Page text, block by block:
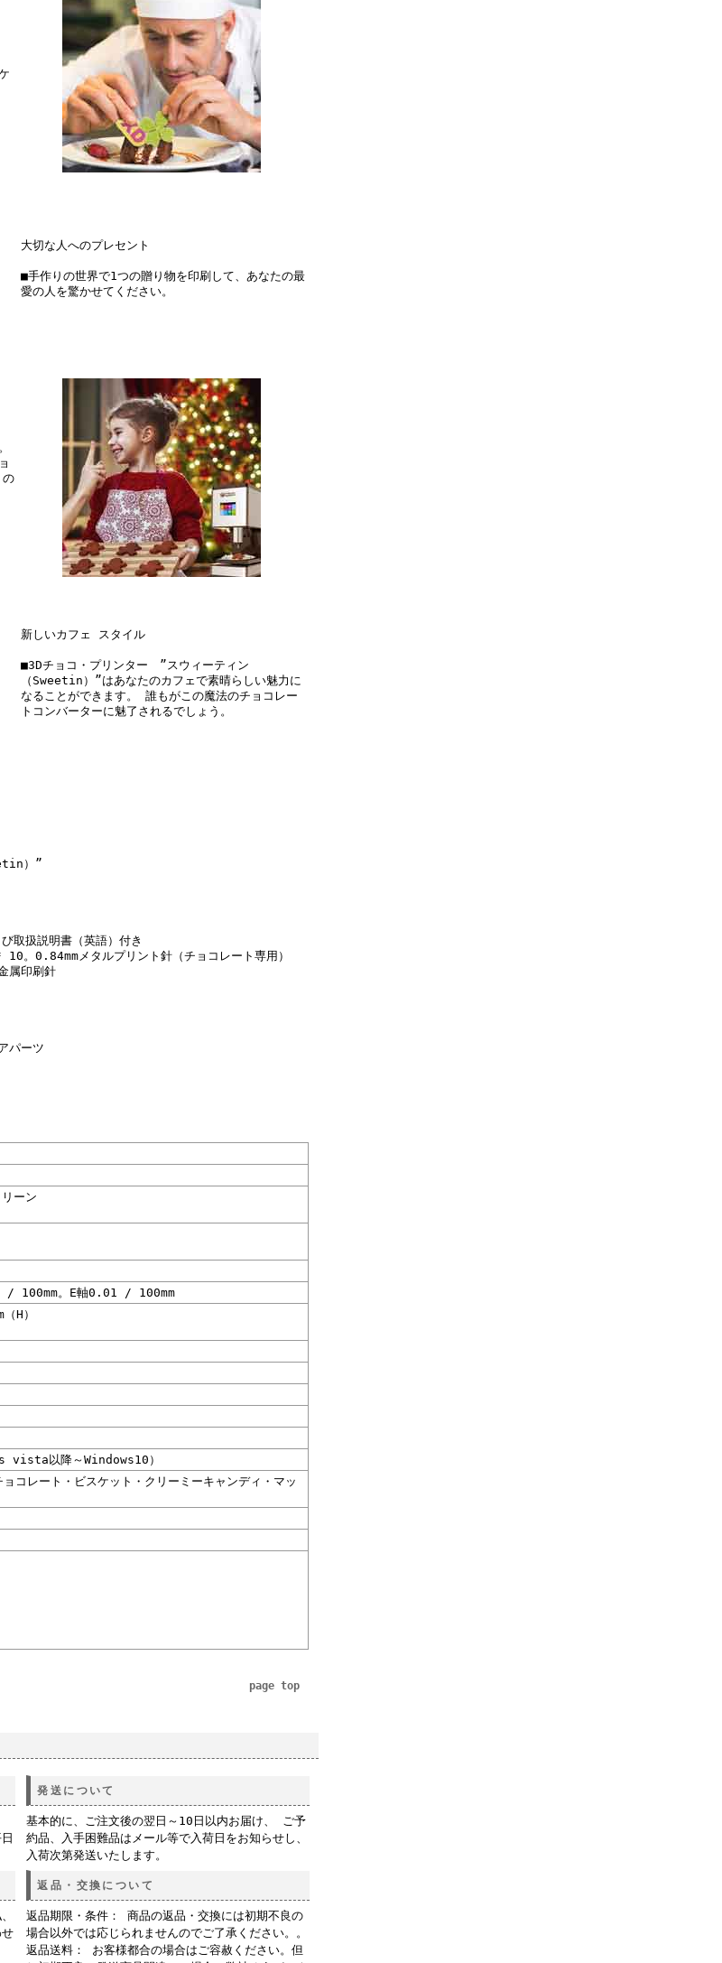
大切な人へのプレセント
■手作りの世界で1つの贈り物を印刷して、あなたの最
愛の人を驚かせてください。
の
新しいカフェ スタイル
■3Dチョコ・プリンター ”スウィーティン
（Sweetin）”はあなたのカフェで素晴らしい魅力に
なることができます。 誰もがこの魔法のチョコレー
トコンバーターに魅了されるでしょう。
）”
取扱説明書（英語）付き
。0.84mmメタルプリント針（チョコレート専用）
属印刷針
パーツ
ーン
100mm。E軸0.01 / 100mm
H）
以降～Windows10）
コレート・ビスケット・クリーミーキャンディ・マッ
page top
発送について
基本的に、ご注文後の翌日～10日以内お届け、 ご予
約品、入手困難品はメール等で入荷日をお知らせし、
入荷次第発送いたします。
返品・交換について
返品期限・条件： 商品の返品・交換には初期不良の
場合以外では応じられませんのでご了承ください。。
返品送料： お客様都合の場合はご容赦ください。但